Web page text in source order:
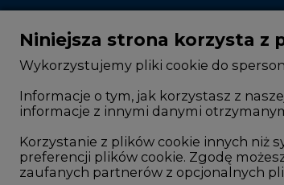
CIRE - kim jesteśmy
Reklamuj się na CIRE
Patronat medialny CIRE
Rok
Rok
Rok
Niniejsza strona korzysta z
Wykorzystujemy pliki cookie do
Informacje o tym, jak korzystasz z
informacje z innymi danymi
Korzystanie z plików cookie innych niż
preferencji plików cookie. Zgodę
zaufanych partnerów z opcjonalnych